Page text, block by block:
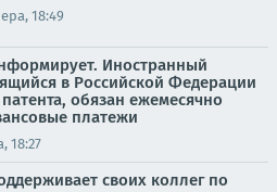
18:49
Иностранный
в Российской Федерации
обязан ежемесячно
платежи
18:27
своих коллег по